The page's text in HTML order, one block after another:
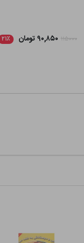
۱۱۵۰۰۰ ۹۰,۸۵۰ تومان ۲۱٪